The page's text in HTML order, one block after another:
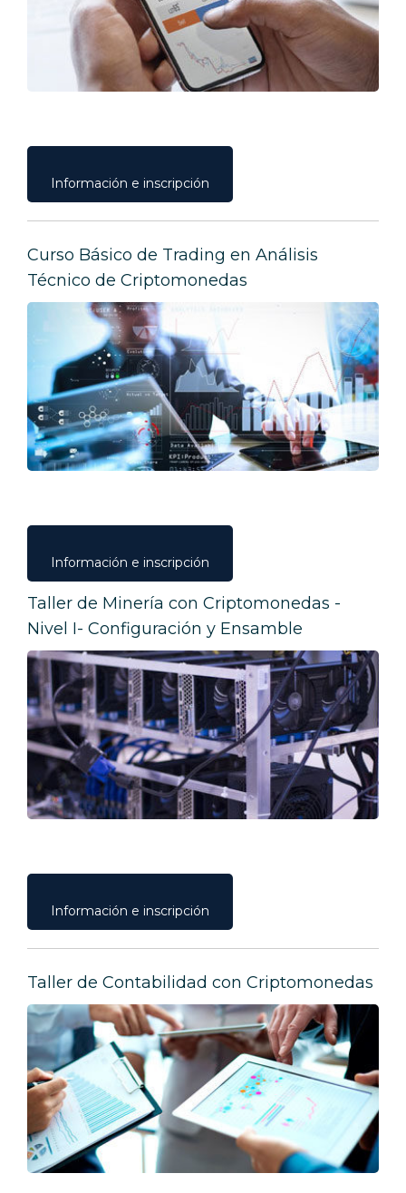
Información e inscripción
Curso Básico de Trading en Análisis
Técnico de Criptomonedas
Información e inscripción
Taller de Minería con Criptomonedas -
Nivel I- Configuración y Ensamble
Información e inscripción
Taller de Contabilidad con Criptomonedas